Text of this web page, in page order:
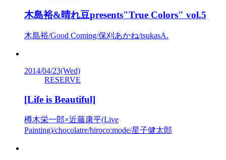
木島裕&晴れ豆presents"True Colors" vol.5
木島裕/Good Coming/保刈あかね/tsukasA.
2014/04/23(Wed)
RESERVE
[Life is Beautiful]
樽木栄一郎×近藤康平(Live
Painting)/chocolatre/hiroco:mode/星子健太郎